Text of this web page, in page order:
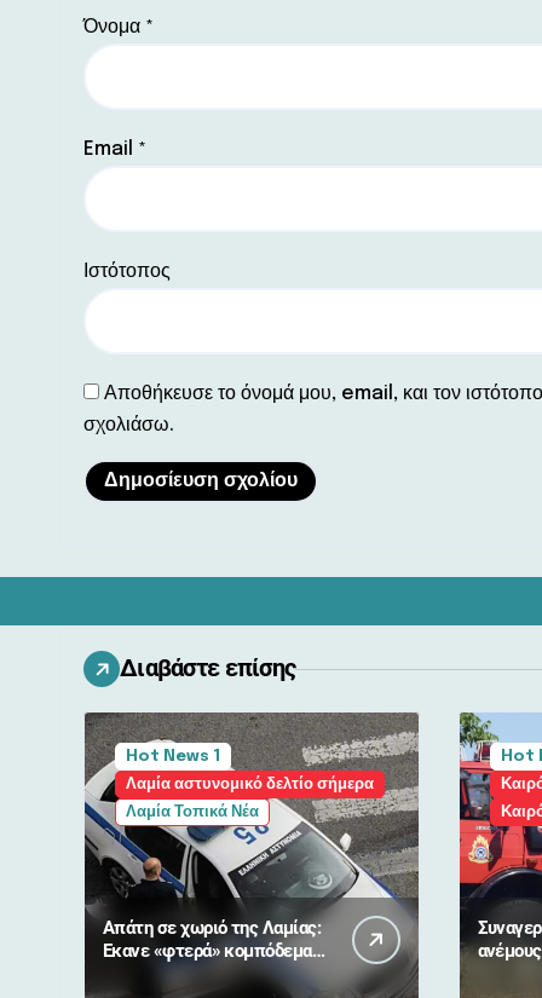
Όνομα *
Email *
Ιστότοπος
Αποθήκευσε το όνομά μου, email, και τον
σχολιάσω.
Διαβάστε επίσης
Hot News 1
Λαμία αστυνομικό δελτίο σήμερα
Λαμία Τοπικά Νέα
Απάτη σε χωριό της Λαμίας:
Έκανε «φτερά» κομπόδεμα
10.000 ευρώ για 80χρονη
Hot